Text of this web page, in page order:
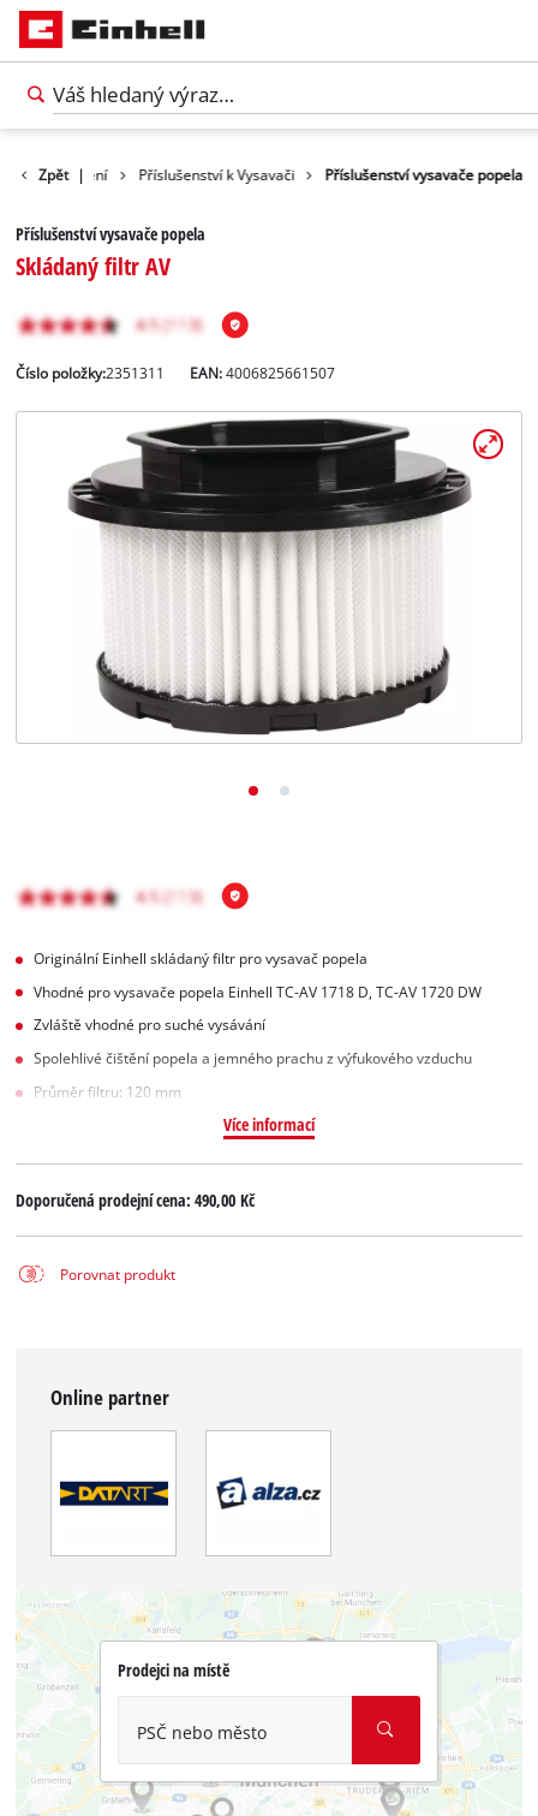
Deutsch
Zpět |
pro čištění Příslušenství k Vysavači Příslušenství vysavače popela
Příslušenství vysavače popela
Skládaný filtr AV
Číslo položky:2351311 EAN:4006825661507
Originální Einhell skládaný filtr pro vysavač popela
Vhodné pro vysavače popela Einhell TC-AV 1718 D, TC-AV 1720 DW
Zvláště vhodné pro suché vysávání
Spolehlivé čištění popela a jemného prachu z výfukového vzduchu
Průměr filtru: 120 mm
Více informací
Doporučená prodejní cena:490,00 Kč
Porovnat produkt
Online partner
Prodejci na místě
PSČ nebo město